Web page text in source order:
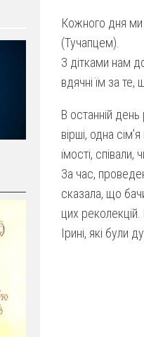
Кожного дня ми
(Тучапцем).
З дітками нам
вдячні їм за те,
В останній день
вірші, одна
їмості, співали,
За час,
сказала, що
цих
Ірині, які були